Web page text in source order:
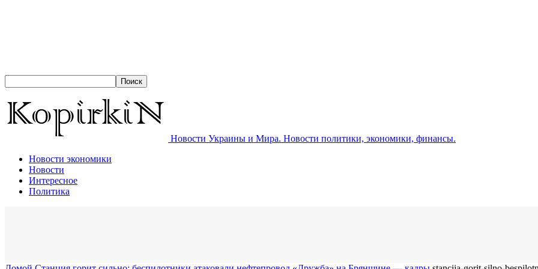
Новости Украины и Мира. Новости политики, экономики, финансы.
Новости экономики
Новости
Интересное
Политика